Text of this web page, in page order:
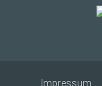
Impressum